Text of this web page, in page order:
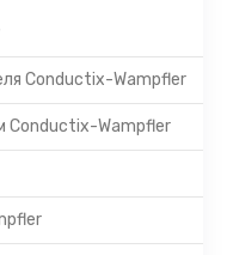
Conductix-Wampfler
Conductix-Wampfler